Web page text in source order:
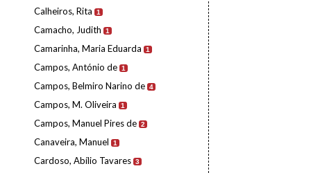
Calheiros, Rita 1
Camacho, Judith 1
Camarinha, Maria Eduarda 1
Campos, António de 1
Campos, Belmiro Narino de 4
Campos, M. Oliveira 1
Campos, Manuel Pires de 2
Canaveira, Manuel 1
Cardoso, Abílio Tavares 3